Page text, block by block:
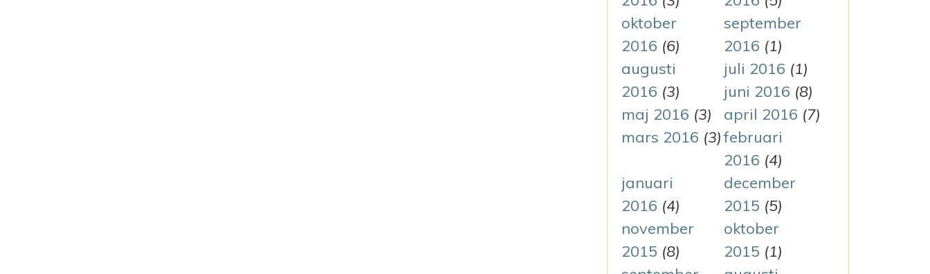
oktober
2016 (6)
september
2016 (1)
augusti
2016 (3)
juli 2016 (1)
juni 2016 (8)
maj 2016 (3) april 2016 (7)
mars 2016 (3)februari
2016 (4)
januari
2016 (4)
december
2015 (5)
november
2015 (8)
oktober
2015 (1)